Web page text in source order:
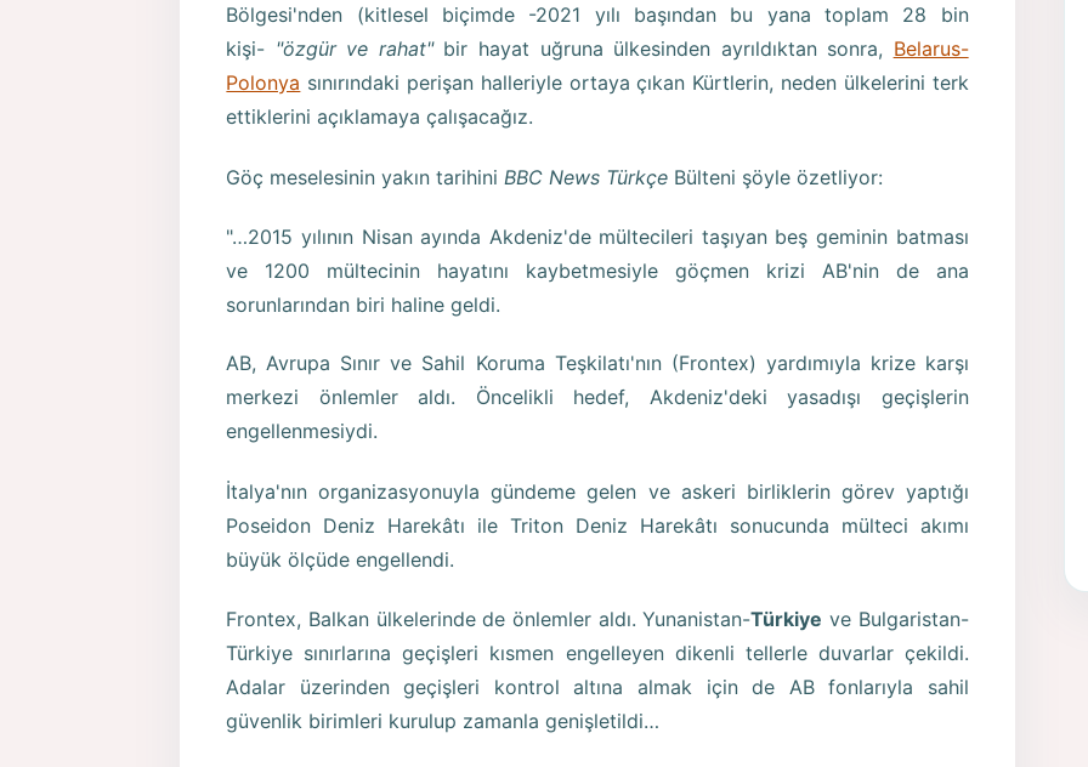
Bölgesi'nden (kitlesel biçimde -2021 yılı başından bu yana toplam 28 bin
kişi- "özgür ve rahat"bir hayat uğruna ülkesinden ayrıldıktan sonra, Belarus-
Polonya sınırındaki perişan halleriyle ortaya çıkan Kürtlerin, neden ülkelerini terk
ettiklerini açıklamaya çalışacağız.
Göç meselesinin yakın tarihini BBC News Türkçe Bülteni şöyle özetliyor:
"…2015 yılının Nisan ayında Akdeniz'de mültecileri taşıyan beş geminin batması
ve 1200 mültecinin hayatını kaybetmesiyle göçmen krizi AB'nin de ana
sorunlarından biri haline geldi.
AB, Avrupa Sınır ve Sahil Koruma Teşkilatı'nın (Frontex) yardımıyla krize karşı
merkezi önlemler aldı. Öncelikli hedef, Akdeniz'deki yasadışı geçişlerin
engellenmesiydi.
İtalya'nın organizasyonuyla gündeme gelen ve askeri birliklerin görev yaptığı
Poseidon Deniz Harekâtı ile Triton Deniz Harekâtı sonucunda mülteci akımı
büyük ölçüde engellendi.
Frontex, Balkan ülkelerinde de önlemler aldı. Yunanistan-Türkiye ve Bulgaristan-
Türkiye sınırlarına geçişleri kısmen engelleyen dikenli tellerle duvarlar çekildi.
Adalar üzerinden geçişleri kontrol altına almak için de AB fonlarıyla sahil
güvenlik birimleri kurulup zamanla genişletildi…